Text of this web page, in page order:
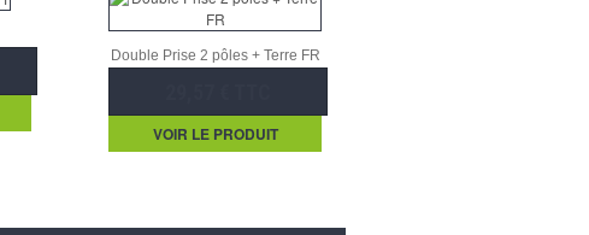
Double Prise 2 pôles + Terre FR
VOIR LE PRODUIT